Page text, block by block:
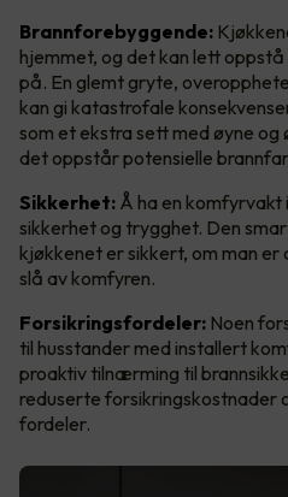
Brannforebyggende:
hjemmet, og det kan lett
på. En glemt gryte,
kan gi katastrofale
som et ekstra sett med øyne og
det oppstår potensielle
Sikkerhet: Å ha en
sikkerhet og trygghet. Den
kjøkkenet er sikkert, om man
slå av komfyren.
Forsikringsfordeler: Noen
til husstander med installert
proaktiv tilnærming til
reduserte forsikringskostnader
fordeler.